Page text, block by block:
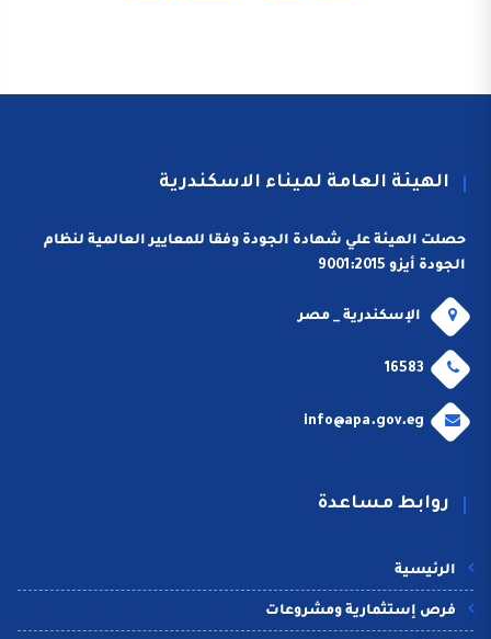
الهيئة العامة لميناء الاسكندرية
حصلت الهيئة علي شهادة الجودة وفقا للمعايير العالمية لنظام
الجودة أيزو 9001:2015
الإسكندرية _ مصر
16583
info@apa.gov.eg
روابط مساعدة
الرئيسية
فرص إستثمارية ومشروعات